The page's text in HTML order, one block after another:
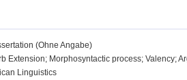
(Ohne Angabe)
Extension; Morphosyntactic process; Valency;
Linguistics